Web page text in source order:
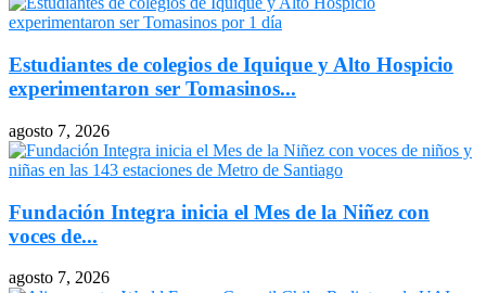
Estudiantes de colegios de Iquique y Alto Hospicio
experimentaron ser Tomasinos...
agosto 7, 2026
Fundación Integra inicia el Mes de la Niñez con
voces de...
agosto 7, 2026